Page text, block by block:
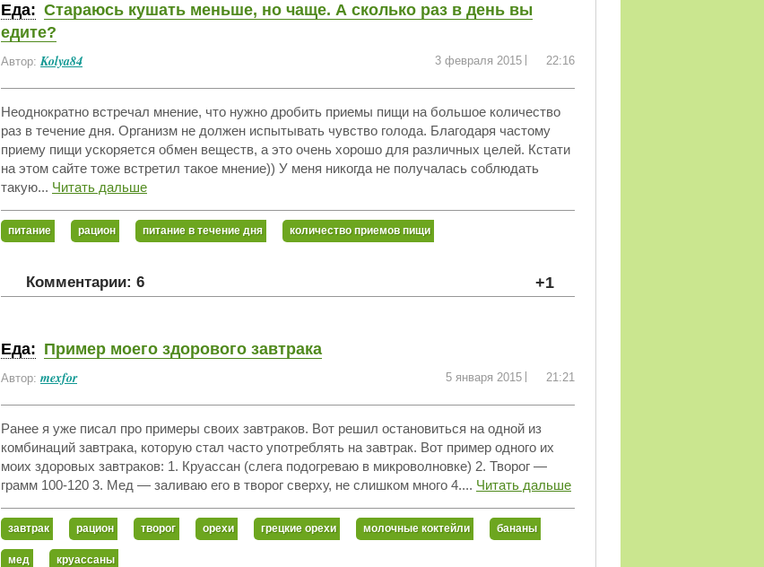
Еда: Стараюсь кушать меньше, но чаще. А сколько раз в день вы
едите?
Автор: Kolya84 3 февраля 2015 22:16
Неоднократно встречал мнение, что нужно дробить приемы пищи на большое количество
раз в течение дня. Организм не должен испытывать чувство голода. Благодаря частому
приему пищи ускоряется обмен веществ, а это очень хорошо для различных целей. Кстати
на этом сайте тоже встретил такое мнение)) У меня никогда не получалась соблюдать
такую... Читать дальше
питание рацион питание в течение дня количество приемов пищи
Комментарии: 6 +1
Еда: Пример моего здорового завтрака
Автор: mexfor 5 января 2015 21:21
Ранее я уже писал про примеры своих завтраков. Вот решил остановиться на одной из
комбинаций завтрака, которую стал часто употреблять на завтрак. Вот пример одного их
моих здоровых завтраков: 1. Круассан (слега подогреваю в микроволновке) 2. Творог —
грамм 100-120 3. Мед — заливаю его в творог сверху, не слишком много 4.... Читать дальше
завтрак рацион творог орехи грецкие орехи молочные коктейли бананы
мед круассаны